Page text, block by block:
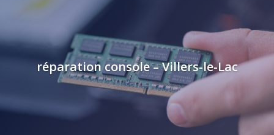
réparation console – Villers-le-Lac